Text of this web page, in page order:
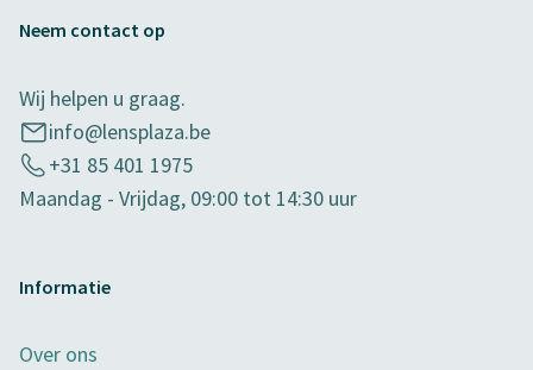
Neem contact op
Wij helpen u graag.
info@lensplaza.be
+31 85 401 1975
Maandag - Vrijdag, 09:00 tot 14:30 uur
Informatie
Over ons